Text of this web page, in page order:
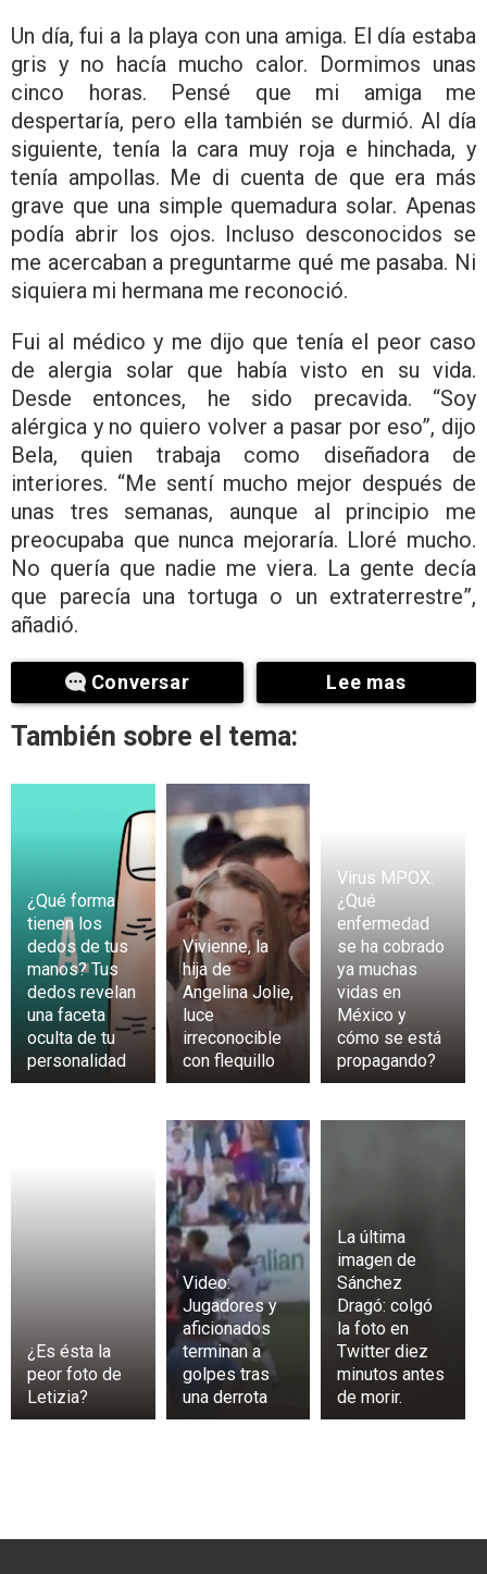
Un día, fui a la playa con una amiga. El día estaba
gris y no hacía mucho calor. Dormimos unas
cinco horas. Pensé que mi amiga me
despertaría, pero ella también se durmió. Al día
siguiente, tenía la cara muy roja e hinchada, y
tenía ampollas. Me di cuenta de que era más
grave que una simple quemadura solar. Apenas
podía abrir los ojos. Incluso desconocidos se
me acercaban a preguntarme qué me pasaba. Ni
siquiera mi hermana me reconoció.
Fui al médico y me dijo que tenía el peor caso
de alergia solar que había visto en su vida.
Desde entonces, he sido precavida. “Soy
alérgica y no quiero volver a pasar por eso”, dijo
Bela, quien trabaja como diseñadora de
interiores. “Me sentí mucho mejor después de
unas tres semanas, aunque al principio me
preocupaba que nunca mejoraría. Lloré mucho.
No quería que nadie me viera. La gente decía
que parecía una tortuga o un extraterrestre”,
añadió.
Conversar Lee mas
También sobre el tema:
¿Qué forma
tienen los
dedos de tus
manos? Tus
dedos revelan
una faceta
oculta de tu
personalidad
Vivienne, la
hija de
Angelina Jolie,
luce
irreconocible
con flequillo
Virus MPOX:
¿Qué
enfermedad
se ha cobrado
ya muchas
vidas en
México y
cómo se está
propagando?
¿Es ésta la
peor foto de
Letizia?
Video:
Jugadores y
aficionados
terminan a
golpes tras
una derrota
La última
imagen de
Sánchez
Dragó: colgó
la foto en
Twitter diez
minutos antes
de morir.